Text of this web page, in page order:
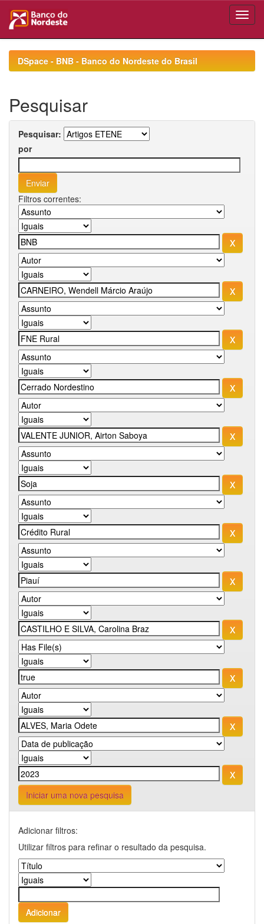
navigationDSpace - BNB - Banco do Nordeste do Brasil
Pesquisar
Pesquisar:
por
Filtros correntes:
Iniciar uma nova pesquisa
Adicionar filtros:
Utilizar filtros para refinar o resultado da pesquisa.